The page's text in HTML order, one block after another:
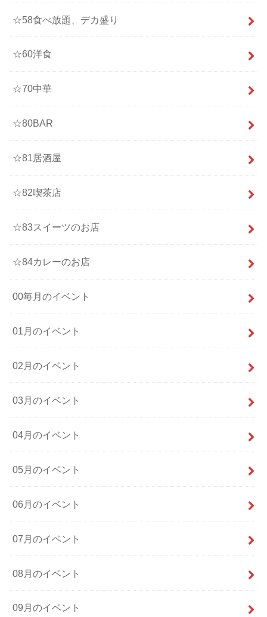
☆58食べ放題、デカ盛り
☆60洋食
☆70中華
☆80BAR
☆81居酒屋
☆82喫茶店
☆83スイーツのお店
☆84カレーのお店
00毎月のイベント
01月のイベント
02月のイベント
03月のイベント
04月のイベント
05月のイベント
06月のイベント
07月のイベント
08月のイベント
09月のイベント